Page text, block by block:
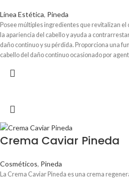
Línea Estética, Pineda
Posee múltiples ingredientes que revitalizan el
la apariencia del cabello y ayuda a
daño continuo y su pérdida. Proporciona una
cabello del daño continuo ocasionado por
forma el brillo y sedosidad del pelo.
Crema Caviar Pineda
Cosméticos, Pineda
La Crema Caviar Pineda es una crema